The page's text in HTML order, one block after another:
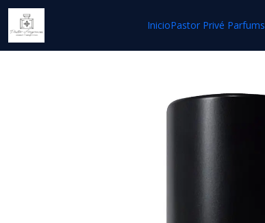
InicioPastor Privé Parfums